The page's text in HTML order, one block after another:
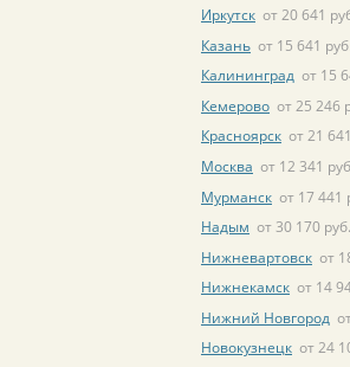
Иркутск от 20 641
Казань от 15 641
Калининград от 15
Кемерово от 25 246
Красноярск от 21
Москва от 12 341
Мурманск от 17 441
Надым от 30 170 руб.
Нижневартовск от
Нижнекамск от 14
Нижний Новгород
Новокузнецк от 24